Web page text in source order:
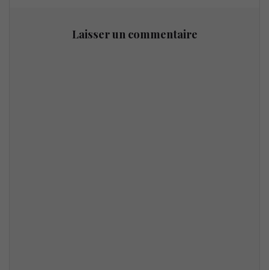
Laisser un commentaire